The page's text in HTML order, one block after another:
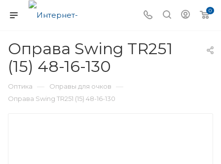
0
Оправа Swing TR251
(15) 48-16-130
Оптика — Оправы для очков —
Оправа Swing TR251 (15) 48-16-130